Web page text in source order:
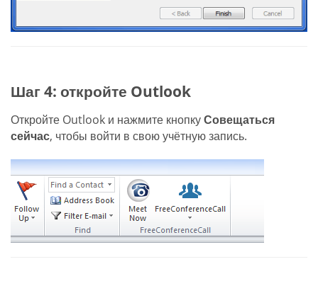
Шаг 4: откройте Outlook
Откройте Outlook и нажмите кнопкуСовещаться
сейчас, чтобы войти в свою учётную запись.